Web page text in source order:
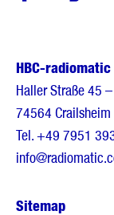
HBC-radiomatic
Haller Straße 45
74564 Crailsheim
Tel.+49 7951
Sitemap